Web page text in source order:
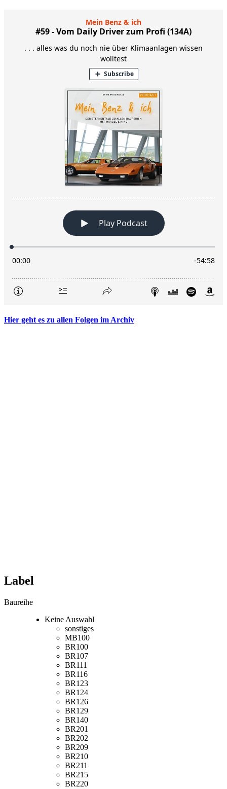
Hier geht es zu allen Folgen im Archiv
Label
Baureihe
Keine Auswahl
sonstiges
MB100
BR100
BR107
BR111
BR116
BR123
BR124
BR126
BR129
BR140
BR201
BR202
BR209
BR210
BR211
BR215
BR220